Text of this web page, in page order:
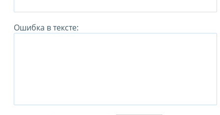
Ошибка в тексте: